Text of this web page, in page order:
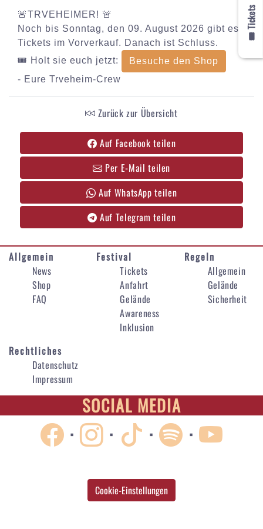
🎟️ Tickets
🚨TRVEHEIMER! 🚨
Noch bis Sonntag, den 09. August 2026 gibt es
Tickets im Vorverkauf. Danach ist Schluss.
🎟️ Holt sie euch jetzt:
Besuche den Shop
- Eure Trveheim-Crew
Zurück zur Übersicht
Auf Facebook teilen
Per E-Mail teilen
Auf WhatsApp teilen
Auf Telegram teilen
Allgemein
News
Shop
FAQ
Festival
Tickets
Anfahrt
Gelände
Awareness
Inklusion
Regeln
Allgemein
Gelände
Sicherheit
Rechtliches
Datenschutz
Impressum
SOCIAL MEDIA
· · · ·
Cookie-Einstellungen